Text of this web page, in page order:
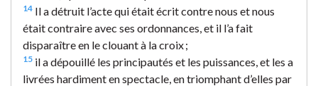
14 Il a détruit l’acte qui était écrit contre nous et nous
était contraire avec ses ordonnances, et il l’a fait
disparaître en le clouant à la croix ;
15 il a dépouillé les principautés et les puissances, et les a
livrées hardiment en spectacle, en triomphant d’elles par